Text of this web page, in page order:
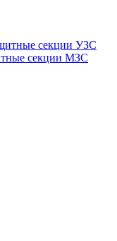
секции УЗС
секции МЗС